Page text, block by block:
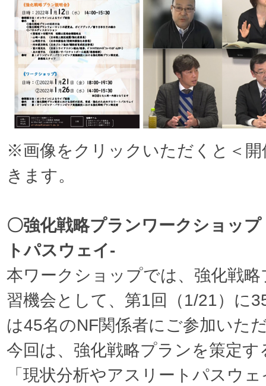
※画像をクリックいただくと＜開
きます。
〇強化戦略プランワークショッ
トパスウェイ-
本ワークショップでは、強化戦
習機会として、第1回（1/21）に
は45名のNF関係者にご参加いた
今回は、強化戦略プランを策定
「現状分析やアスリートパスウ